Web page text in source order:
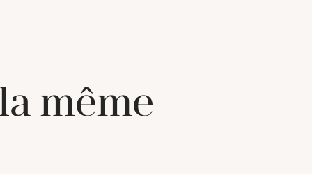
même